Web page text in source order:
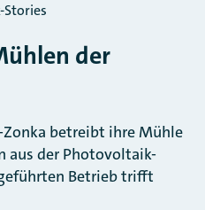
der
betreibt ihre Mühle
aus der Photovoltaik-
Betrieb trifft